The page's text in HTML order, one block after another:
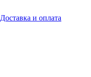
Доставка и оплата